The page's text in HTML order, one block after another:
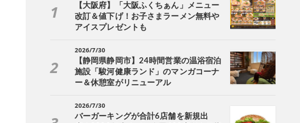
【大阪府】「大阪ふくちぁん」メニュー
改訂＆値下げ！お子さまラーメン無料や
アイスプレゼントも
2026/7/30
【静岡県静岡市】24時間営業の温浴宿泊
施設「駿河健康ランド」のマンガコーナ
ー＆休憩室がリニューアル
2026/7/30
バーガーキングが合計6店舗を新規出